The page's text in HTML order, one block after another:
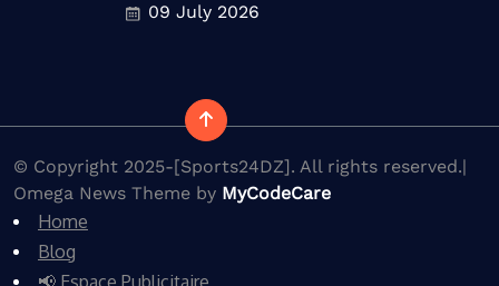
09 July 2026
© Copyright 2025-[Sports24DZ]. All rights reserved.|
Omega News Theme by MyCodeCare
Home
Blog